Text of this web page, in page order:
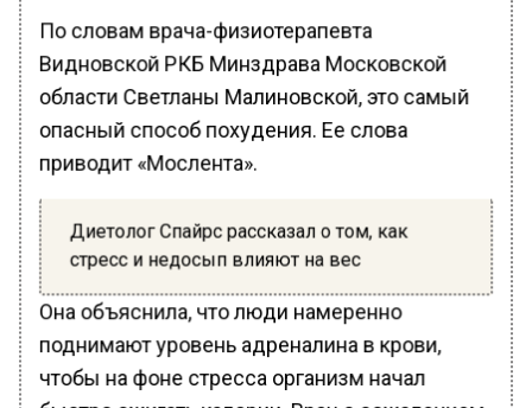
По словам врача-физиотерапевта
Видновской РКБ Минздрава Московской
области Светланы Малиновской, это самый
опасный способ похудения. Ее слова
приводит «Мослента».
Диетолог Спайрс рассказал о том, как
стресс и недосып влияют на вес
Она объяснила, что люди намеренно
поднимают уровень адреналина в крови,
чтобы на фоне стресса организм начал